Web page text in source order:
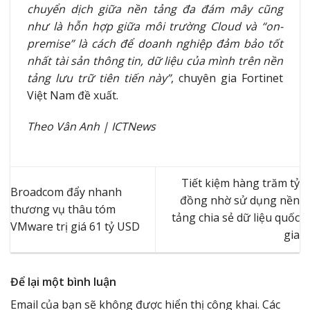
chuyển dịch giữa nền tảng đa đám mây cũng
như là hỗn hợp giữa môi trường Cloud và “on-
premise” là cách để doanh nghiệp đảm bảo tốt
nhất tài sản thông tin, dữ liệu của mình trên nền
tảng lưu trữ tiên tiến này”, chuyên gia Fortinet
Việt Nam đề xuất.
Theo Vân Anh | ICTNews
Broadcom đẩy nhanh
thương vụ thâu tóm
VMware trị giá 61 tỷ USD
Tiết kiệm hàng trăm tỷ
đồng nhờ sử dụng nền
tảng chia sẻ dữ liệu quốc
gia
Để lại một bình luận
Email của bạn sẽ không được hiển thị công khai. Các